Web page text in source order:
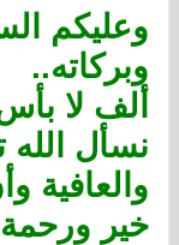
وعليكم
وبركاته..
ألف لا
نسأل الله
والعافية
خير